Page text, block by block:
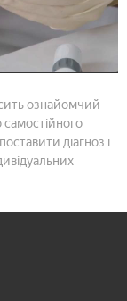
ознайомчий
діагноз і